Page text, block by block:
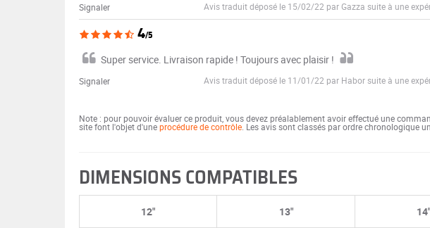
Signaler Avis traduit déposé le 15/02/22 par Gazza suite à une
4/5
Super service. Livraison rapide ! Toujours avec plaisir !
Signaler Avis traduit déposé le 11/01/22 par Habor suite à une
Note : pour pouvoir évaluer ce produit, vous devez préalablement avoir effectué une
site font l'objet d'uneprocédure de contrôle . Les avis sont classés par ordre chronologique
DIMENSIONS COMPATIBLES
12" 13" 14"